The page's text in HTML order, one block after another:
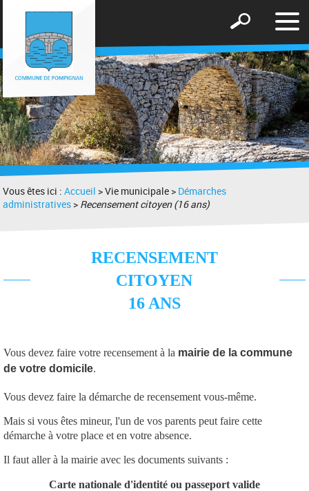
le
Afficher
formulaire
de
recherche
Vous êtes ici :Accueil > Vie municipale > Démarches
administratives > Recensement citoyen (16 ans)
RECENSEMENT
CITOYEN
16 ANS
Vous devez faire votre recensement à la mairie de la commune
de votre domicile.
Vous devez faire la démarche de recensement vous-même.
Mais si vous êtes mineur, l'un de vos parents peut faire cette
démarche à votre place et en votre absence.
Il faut aller à la mairie avec les documents suivants :
Carte nationale d'identité ou passeport valide